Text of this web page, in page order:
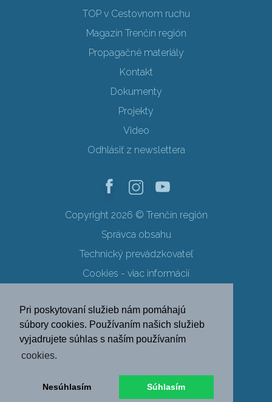
Pri poskytovaní služieb nám pomáhajú
súbory cookies. Používaním našich služieb
vyjadrujete súhlas s naším používaním
cookies.
Nesúhlasím Súhlasím
TOP v Cestovnom ruchu
Magazín Trenčín región
Propagačné materiály
Kontakt
Dokumenty
Projekty
Video
Odhlásiť z newslettera
Copyright 2026 © Trenčín región
Správca obsahu
Technický prevádzkovateľ
Cookies - viac informácií
Ochrana osobných údajov
SK EN DE
PL